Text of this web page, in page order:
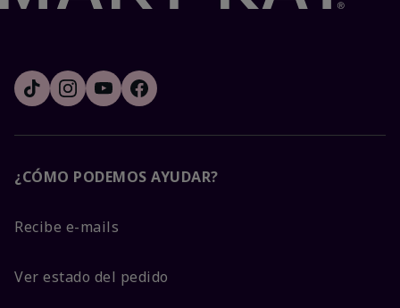
¿CÓMO PODEMOS AYUDAR?
Recibe e-mails
Ver estado del pedido